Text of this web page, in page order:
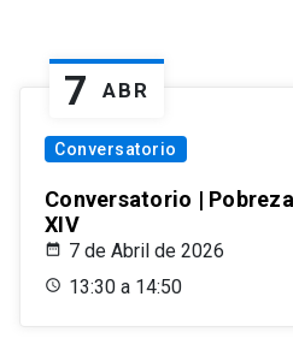
7 ABR
Conversatorio
Conversatorio |
XIV
7 de Abril de 2026
13:30 a 14:50